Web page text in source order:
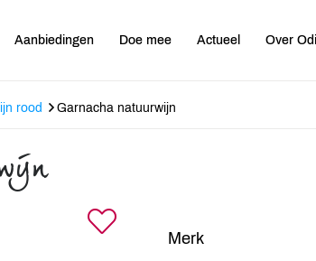
Aanbiedingen Doe mee Actueel Over
rood Garnacha natuurwijn
Merk